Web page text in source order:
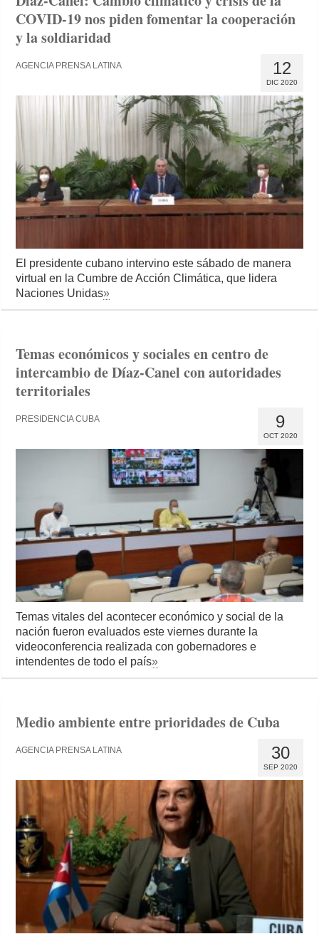
COVID-19 nos piden fomentar la cooperación
y la soldiaridad
12
DIC 2020
AGENCIA PRENSA LATINA
El presidente cubano intervino este sábado de manera
virtual en la Cumbre de Acción Climática, que lidera
Naciones Unidas»
Temas económicos y sociales en centro de
intercambio de Díaz-Canel con autoridades
territoriales
9
OCT 2020
PRESIDENCIA CUBA
Temas vitales del acontecer económico y social de la
nación fueron evaluados este viernes durante la
videoconferencia realizada con gobernadores e
intendentes de todo el país»
Medio ambiente entre prioridades de Cuba
30
SEP 2020
AGENCIA PRENSA LATINA